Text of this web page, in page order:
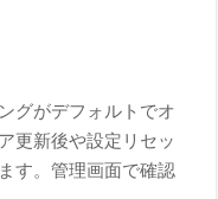
グがデフォルトでオ
更新後や設定リセッ
す。管理画面で確認